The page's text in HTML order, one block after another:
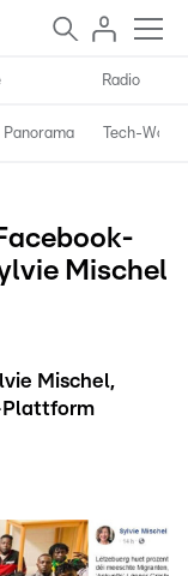
Radio
Panorama Tech-World
Mischel
Mischel,
Plattform